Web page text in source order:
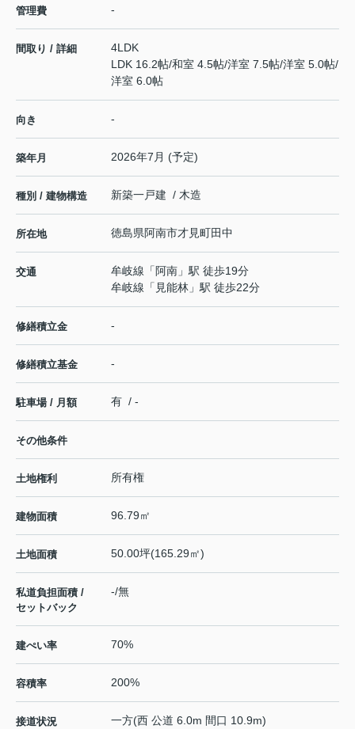
管理費 -
間取り / 詳細
4LDK
LDK 16.2帖/和室 4.5帖/洋室 7.5帖/洋室 5.0帖/
洋室 6.0帖
向き -
築年月 2026年7月 (予定)
種別 / 建物構造 新築一戸建 / 木造
所在地 徳島県阿南市才見町田中
交通 牟岐線 「 阿南 」駅 徒歩19分
牟岐線 「 見能林 」駅 徒歩22分
修繕積立金 -
修繕積立基金 -
駐車場 / 月額 有 / -
その他条件
土地権利 所有権
建物面積 96.79㎡
土地面積 50.00坪(165.29㎡)
私道負担面積 /
セットバック
-/無
建ぺい率 70%
容積率 200%
接道状況 一方(西 公道 6.0m 間口 10.9m)